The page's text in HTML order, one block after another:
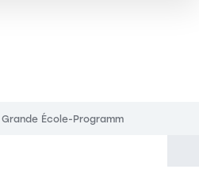
Grande École-Programm